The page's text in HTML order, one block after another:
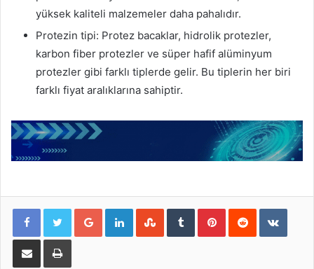
yüksek kaliteli malzemeler daha pahalıdır.
Protezin tipi: Protez bacaklar, hidrolik protezler,
karbon fiber protezler ve süper hafif alüminyum
protezler gibi farklı tiplerde gelir. Bu tiplerin her biri
farklı fiyat aralıklarına sahiptir.
Google+LinkedInStumbleUpon
TumblrPinterestReddit
E-Posta ile paylaş Yazdır